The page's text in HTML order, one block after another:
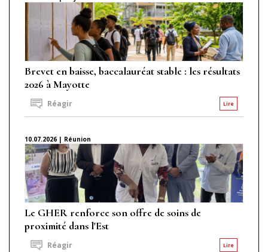
Brevet en baisse, baccalauréat stable : les résultats
2026 à Mayotte
Lire
Réagir
10.07.2026 | Réunion
Le GHER renforce son offre de soins de
proximité dans l'Est
Lire
Réagir